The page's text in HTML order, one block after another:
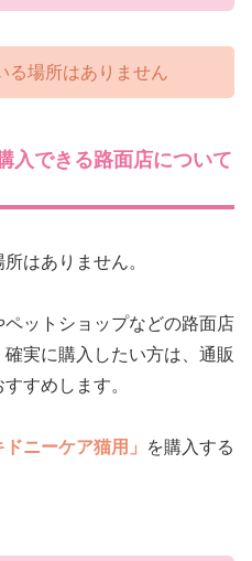
る場所はありません
入できる路面店について
はありません。
ットショップなどの路面店
実に購入したい方は、通販
すめします。
ドニーケア猫用」
を購入する